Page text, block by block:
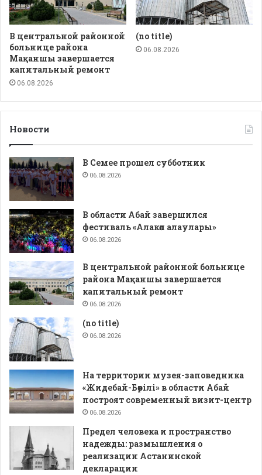
В центральной районной
больнице района
Мақаншы завершается
капитальный ремонт
06.08.2026
(no title)
06.08.2026
Новости
В Семее прошел субботник
06.08.2026
В области Абай завершился
фестиваль «Алакөл алаулары»
06.08.2026
В центральной районной больнице
района Мақаншы завершается
капитальный ремонт
06.08.2026
(no title)
06.08.2026
На территории музея-заповедника
«Жидебай-Бөрілі» в области Абай
построят современный визит-центр
06.08.2026
Предел человека и пространство
надежды: размышления о
реализации Астанинской
декларации